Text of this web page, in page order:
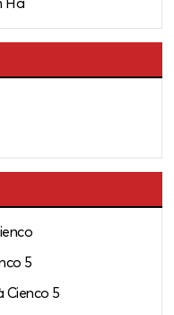
Hà
5
Cienco 5